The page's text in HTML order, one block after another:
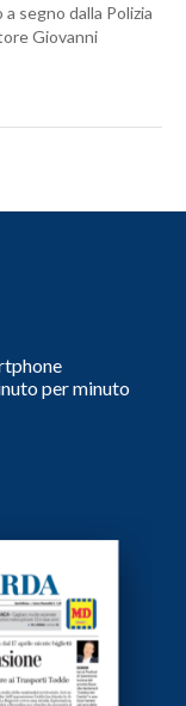
segno dalla Polizia
Giovanni
per minuto